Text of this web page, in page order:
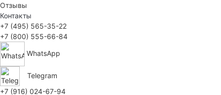
Отзывы
Контакты
+7 (495) 565-35-22
+7 (800) 555-66-84
WhatsApp
Telegram
+7 (916) 024-67-94